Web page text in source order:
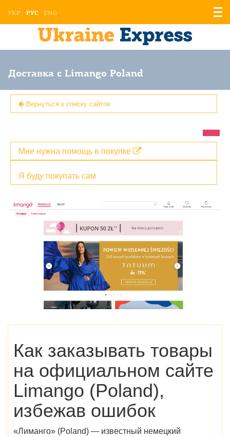
УКР РУС ENG
Доставка с Limango Poland
Вернуться к списку сайтов
Я буду покупать сам
Мне нужна помощь в покупке
Как заказывать товары
на официальном сайте
Limango (Poland),
избежав ошибок
«Лиманго» (Poland) — известный немецкий